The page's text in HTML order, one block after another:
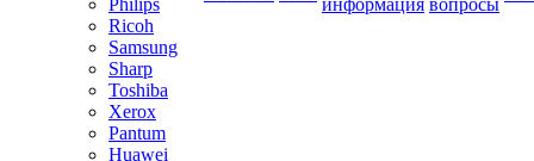
Philips
Ricoh
Samsung
Sharp
Toshiba
Xerox
Pantum
Huawei
информация вопросы